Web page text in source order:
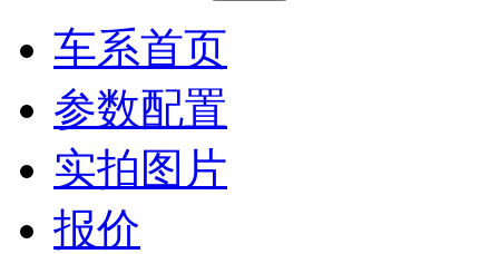
车系首页
参数配置
实拍图片
报价